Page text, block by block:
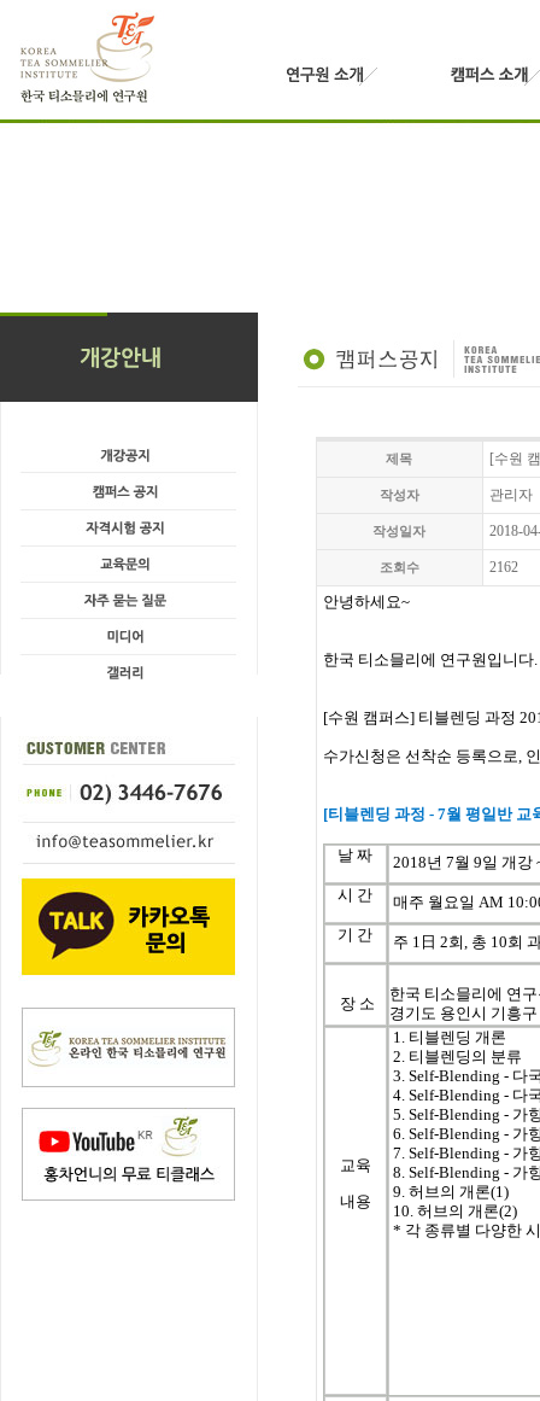
제목 [수원
작성자 관리자
작성일자 2018-
조회수 2162
안녕하세요~
한국 티소믈리에 연구원입니다.
[수원 캠퍼스] 티블렌딩 과정
수가신청은 선착순 등록으로,
[티블렌딩 과정 - 7월 평일반 교
날 짜 2018년 7월9일 개강
시 간 매주 월 요일 AM
기 간 주 1 日 2회, 총 10회
장 소
한국 티소믈리에 연
경기도 용인시 기흥
교육
내용
1. 티블렌딩 개론
2. 티블렌딩의 분류
3. Self-Blending - 다
4. Self-Blending - 다
5. Self-Blending - 가
6. Self-Blending - 가
7. Self-Blending - 가
8. Self-Blending - 가
9. 허브의 개론(1)
10. 허브의 개론(2)
* 각 종류별 다양한